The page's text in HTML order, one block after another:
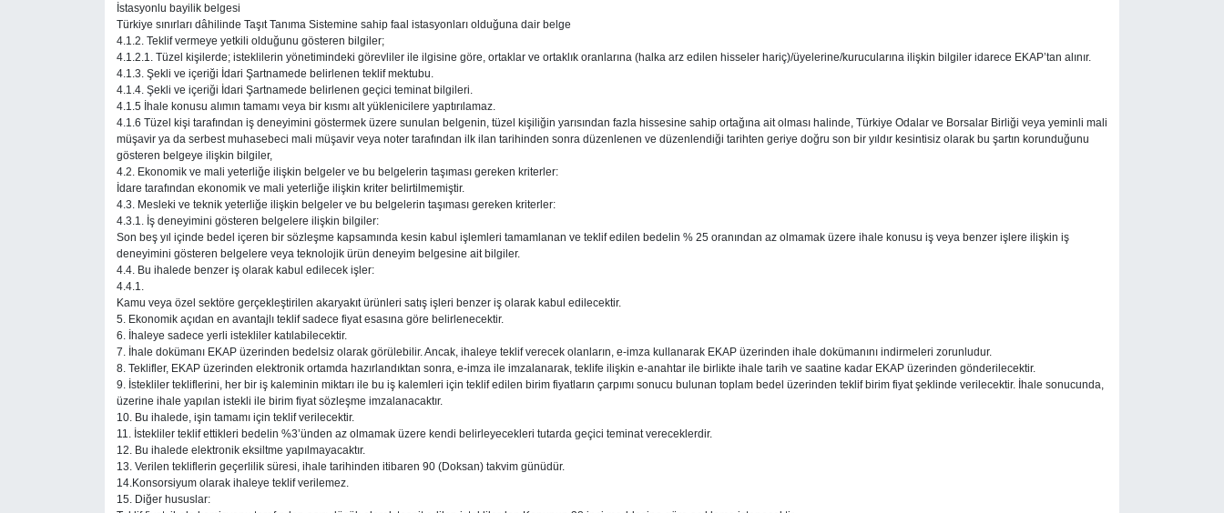
İstasyonlu bayilik belgesi
Türkiye sınırları dâhilinde Taşıt Tanıma Sistemine sahip faal istasyonları olduğuna dair belge
4.1.2. Teklif vermeye yetkili olduğunu gösteren bilgiler;
4.1.2.1. Tüzel kişilerde; isteklilerin yönetimindeki görevliler ile ilgisine göre, ortaklar ve ortaklık oranlarına (halka arz edilen hisseler hariç)/üyelerine/kurucularına ilişkin bilgiler idarece EKAP’tan alınır.
4.1.3. Şekli ve içeriği İdari Şartnamede belirlenen teklif mektubu.
4.1.4. Şekli ve içeriği İdari Şartnamede belirlenen geçici teminat bilgileri.
4.1.5 İhale konusu alımın tamamı veya bir kısmı alt yüklenicilere yaptırılamaz.
4.1.6 Tüzel kişi tarafından iş deneyimini göstermek üzere sunulan belgenin, tüzel kişiliğin yarısından fazla hissesine sahip ortağına ait olması halinde, Türkiye Odalar ve Borsalar Birliği veya yeminli mali
müşavir ya da serbest muhasebeci mali müşavir veya noter tarafından ilk ilan tarihinden sonra düzenlenen ve düzenlendiği tarihten geriye doğru son bir yıldır kesintisiz olarak bu şartın korunduğunu
gösteren belgeye ilişkin bilgiler,
4.2. Ekonomik ve mali yeterliğe ilişkin belgeler ve bu belgelerin taşıması gereken kriterler:
İdare tarafından ekonomik ve mali yeterliğe ilişkin kriter belirtilmemiştir.
4.3. Mesleki ve teknik yeterliğe ilişkin belgeler ve bu belgelerin taşıması gereken kriterler:
4.3.1. İş deneyimini gösteren belgelere ilişkin bilgiler:
Son beş yıl içinde bedel içeren bir sözleşme kapsamında kesin kabul işlemleri tamamlanan ve teklif edilen bedelin % 25 oranından az olmamak üzere ihale konusu iş veya benzer işlere ilişkin iş
deneyimini gösteren belgelere veya teknolojik ürün deneyim belgesine ait bilgiler.
4.4. Bu ihalede benzer iş olarak kabul edilecek işler:
4.4.1.
Kamu veya özel sektöre gerçekleştirilen akaryakıt ürünleri satış işleri benzer iş olarak kabul edilecektir.
5. Ekonomik açıdan en avantajlı teklif sadece fiyat esasına göre belirlenecektir.
6. İhaleye sadece yerli istekliler katılabilecektir.
7. İhale dokümanı EKAP üzerinden bedelsiz olarak görülebilir. Ancak, ihaleye teklif verecek olanların, e-imza kullanarak EKAP üzerinden ihale dokümanını indirmeleri zorunludur.
8. Teklifler, EKAP üzerinden elektronik ortamda hazırlandıktan sonra, e-imza ile imzalanarak, teklife ilişkin e-anahtar ile birlikte ihale tarih ve saatine kadar EKAP üzerinden gönderilecektir.
9. İstekliler tekliflerini, her bir iş kaleminin miktarı ile bu iş kalemleri için teklif edilen birim fiyatların çarpımı sonucu bulunan toplam bedel üzerinden teklif birim fiyat şeklinde verilecektir. İhale sonucunda,
üzerine ihale yapılan istekli ile birim fiyat sözleşme imzalanacaktır.
10. Bu ihalede, işin tamamı için teklif verilecektir.
11. İstekliler teklif ettikleri bedelin %3’ünden az olmamak üzere kendi belirleyecekleri tutarda geçici teminat vereceklerdir.
12. Bu ihalede elektronik eksiltme yapılmayacaktır.
13. Verilen tekliflerin geçerlilik süresi, ihale tarihinden itibaren 90 (Doksan) takvim günüdür.
14.Konsorsiyum olarak ihaleye teklif verilemez.
15. Diğer hususlar:
Resmi İlanlar
Rüya Tabirleri
Savunma Sanayi
Seçim 2023
Teknoloji ve Bilim
Televizyon